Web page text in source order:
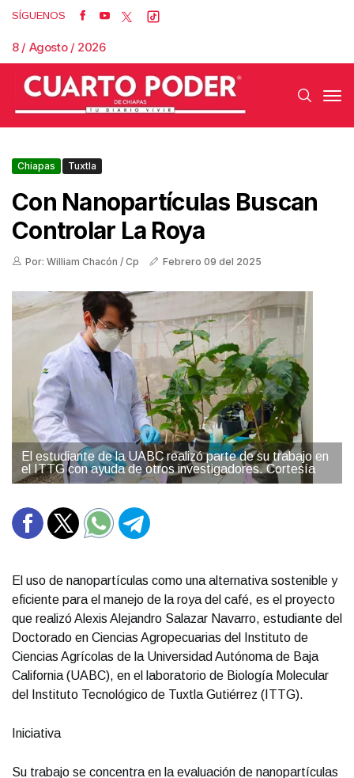
SÍGUENOS
8 / Agosto / 2026
Chiapas Tuxtla
Con Nanopartículas Buscan
Controlar La Roya
Por: William Chacón / Cp Febrero 09 del 2025
El estudiante de la UABC realizó parte de su trabajo en
el ITTG con ayuda de otros investigadores. Cortesía
El uso de nanopartículas como una alternativa sostenible y
eficiente para el manejo de la roya del café, es el proyecto
que realizó Alexis Alejandro Salazar Navarro, estudiante del
Doctorado en Ciencias Agropecuarias del Instituto de
Ciencias Agrícolas de la Universidad Autónoma de Baja
California (UABC), en el laboratorio de Biología Molecular
del Instituto Tecnológico de Tuxtla Gutiérrez (ITTG).
Iniciativa
Su trabajo se concentra en la evaluación de nanopartículas